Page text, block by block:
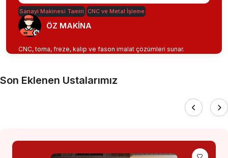
Sanayi Makinesi Tamiri CNC ve Metal İşleme
ÖZ MAKİNA
CNC, torna, freze, kalıp ve fason imalat çözümleri sunar.
Son Eklenen Ustalarımız